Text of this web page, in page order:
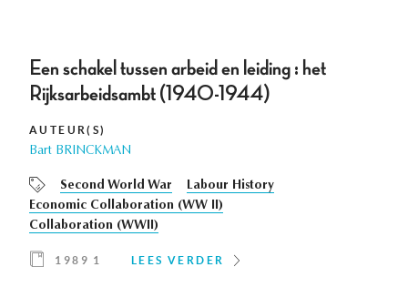
Een schakel tussen arbeid en leiding : het
Rijksarbeidsambt (1940-1944)
AUTEUR(S)
Bart BRINCKMAN
Second World War
Labour History
Economic Collaboration (WW II)
Collaboration (WWII)
1989 1 LEES VERDER